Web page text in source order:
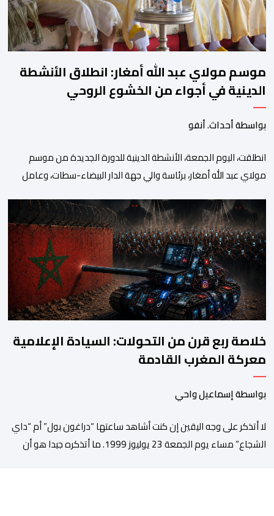
موسم مولاي عبد الله أمغار: انطلاق الأنشطة
الدينية في أجواء من الخشوع الروحي
بواسطة أحداث. أنفو
انطلقت، اليوم الجمعة، الأنشطة الدينية للدورة الجديدة من موسم
مولاي عبد الله أمغار، برئاسة والي جهة الدار البيضاء-سطات، وعامل
للجديدة، ورئيس المجلس العلمي المحلي للجديدة، وذلك بحضور
شخصيات مدنية وعسكرية ودينية. وجرت مراسيم افتتاح فعاليات
الموسم بالخيمة الرسمية، حيث أُلقيت كلمات كل من رئيس المجلس […]
خلاصة ربع قرن من التحولات: السيادة الإعلامية
معركة المغرب القادمة
بواسطة إسماعيل واحي
لا أتذكر على وجه اليقين إن كنت أشاهد ساعتها “دراغون بول” أم “داي
الشجاع” مساء يوم الجمعة 23 يوليوز 1999. ما أتذكره جيدا هو أن